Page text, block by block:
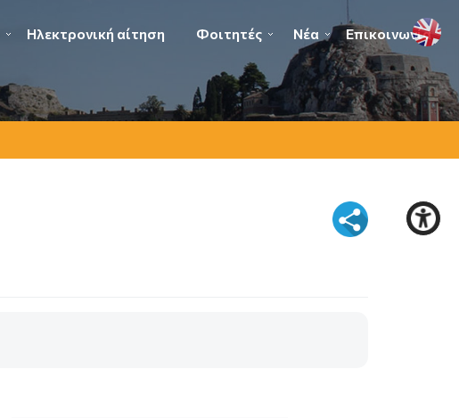
Ηλεκτρονική αίτηση Φοιτητές Νέα Επικοινωνία